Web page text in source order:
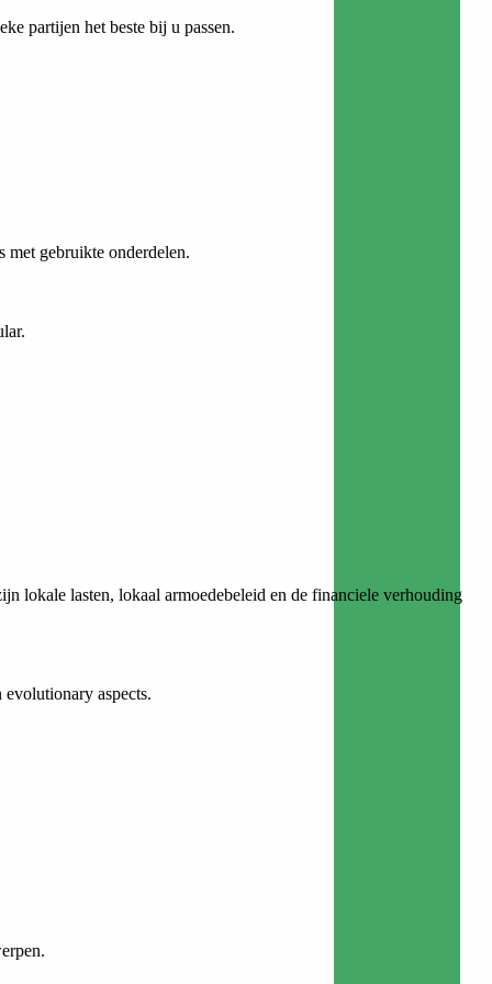
partijen het beste bij u passen.
met gebruikte onderdelen.
lokale lasten, lokaal armoedebeleid en de financiele verhouding
aspects.